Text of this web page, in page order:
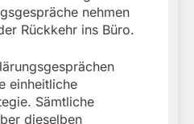
nehmen
Rückkehr ins Büro.
einheitliche
Sämtliche
dieselben